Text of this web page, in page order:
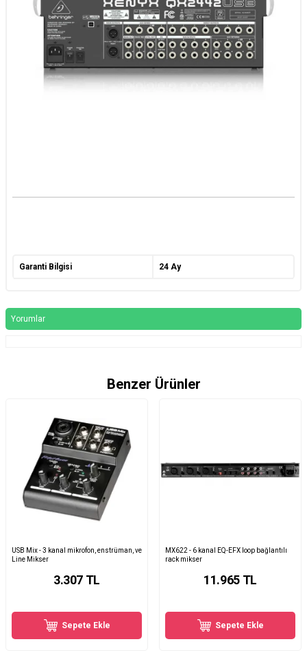
Garanti Bilgisi 24 Ay
Yorumlar
Benzer Ürünler
USB Mix - 3 kanal mikrofon, enstrüman, ve
Line Mikser
3.307 TL
Sepete Ekle
MX622 - 6 kanal EQ-EFX loop bağlantılı
rack mikser
11.965TL
Sepete Ekle